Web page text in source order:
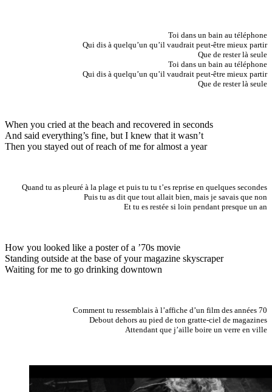
Toi dans un bain au téléphone
Qui dis à quelqu’un qu’il vaudrait peut-être mieux partir
Que de rester là seule
Toi dans un bain au téléphone
Qui dis à quelqu’un qu’il vaudrait peut-être mieux partir
Que de rester là seule
When you cried at the beach and recovered in seconds
And said everything’s fine, but I knew that it wasn’t
Then you stayed out of reach of me for almost a year
Quand tu as pleuré à la plage et puis tu tu t’es reprise en quelques secondes
Puis tu as dit que tout allait bien, mais je savais que non
Et tu es restée si loin pendant presque un an
How you looked like a poster of a ’70s movie
Standing outside at the base of your magazine skyscraper
Waiting for me to go drinking downtown
Comment tu ressemblais à l’affiche d’un film des années 70
Debout dehors au pied de ton gratte-ciel de magazines
Attendant que j’aille boire un verre en ville